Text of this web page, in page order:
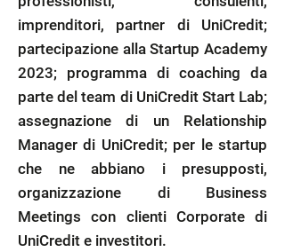
imprenditori, partner di UniCredit;
partecipazione alla Startup Academy
2023; programma di coaching da
parte del team di UniCredit Start Lab;
assegnazione di un Relationship
Manager di UniCredit; per le startup
che ne abbiano i presupposti,
organizzazione di Business
Meetings con clienti Corporate di
UniCredit e investitori.